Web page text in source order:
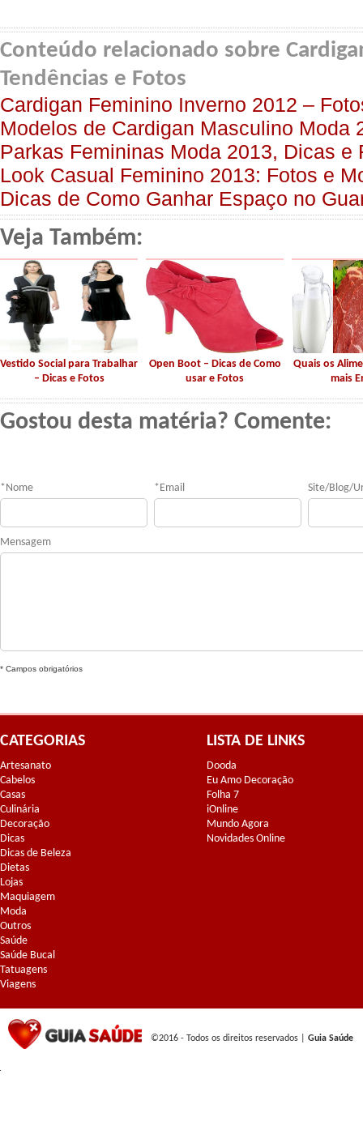
Conteúdo relacionado sobre
Tendências e Fotos
Cardigan Feminino Inverno 2012 –
Modelos de Cardigan Masculino Moda
Parkas Femininas Moda 2013, Dicas e
Look Casual Feminino 2013: Fotos e
Dicas de Como Ganhar Espaço no
Veja Também:
Vestido Social para Trabalhar
– Dicas e Fotos
Open Boot – Dicas de Como
usar e Fotos
Quais os
mais
Gostou desta matéria? Comente:
* Nome * Email Site/Blog/
Mensagem
* Campos obrigatórios
CATEGORIAS
Artesanato
Cabelos
Casas
Culinária
Decoração
Dicas
Dicas de Beleza
Dietas
Lojas
Maquiagem
Moda
Outros
Saúde
Saúde Bucal
Tatuagens
Viagens
LISTA DE LINKS
Dooda
Eu Amo Decoração
Folha 7
iOnline
Mundo Agora
Novidades Online
©2016 - Todos os direitos reservados | Guia Saúde